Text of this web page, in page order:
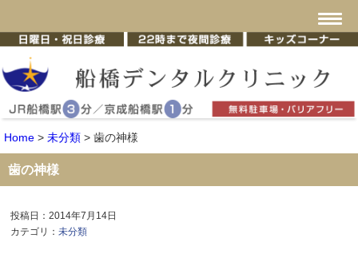
Home > 未分類 > 歯の神様
歯の神様
投稿日：2014年7月14日
カテゴリ：未分類